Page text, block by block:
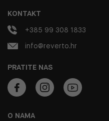
O NAMA
PRATITE NAS
KONTAKT
+385 99 308 1833
info@reverto.hr